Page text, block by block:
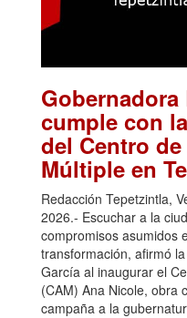
cumple con
del Centro
Múltiple en
Redacción Tepetzintla,
2026.- Escuchar a la
compromisos asumidos
transformación, afirmó
García al inaugurar el
(CAM) Ana Nicole, obra
campaña a la